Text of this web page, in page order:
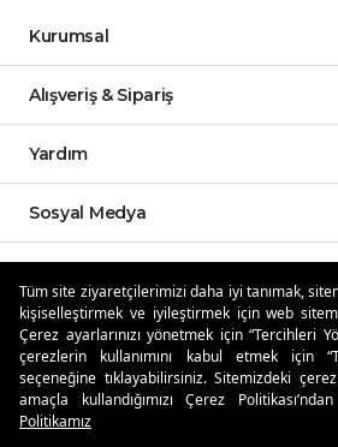
Tüm site ziyaretçilerimizi daha iyi tanımak,
kişiselleştirmek ve iyileştirmek için web
Çerez ayarlarınızı yönetmek için “Tercihleri
çerezlerin kullanımını kabul etmek için
seçeneğine tıklayabilirsiniz. Sitemizdeki
amaçla kullandığımızı Çerez
Politikamız
Kurumsal
Alışveriş & Sipariş
Yardım
Sosyal Medya
Özdilekteyim'de Taksit Avantajları
Güvenli Alışveriş